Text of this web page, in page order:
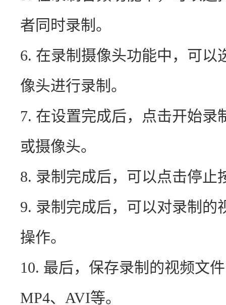
者同时录制。
6. 在录制摄像头功能中，可
像头进行录制。
7. 在设置完成后，点击开始
或摄像头。
8. 录制完成后，可以点击停止
9. 录制完成后，可以对录制
操作。
10. 最后，保存录制的视频文
MP4、AVI等。